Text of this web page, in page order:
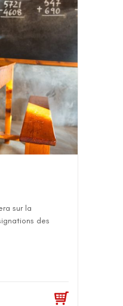
sur la
des